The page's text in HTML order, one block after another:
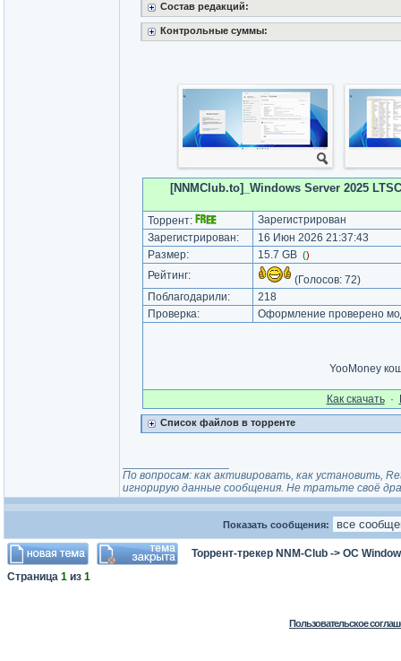
Состав редакций:
Контрольные суммы:
[NNMClub.to]_Windows Server 2025
Торрент:
Зарегистрирован
Зарегистрирован:
16 Июн 2026 21:37:43
Размер:
15.7 GB ()
Рейтинг: (Голосов: 72)
Поблагодарили:
218
Проверка:
Оформление проверено
YooMoney
Как cкачать·
Список файлов в торренте
По вопросам: как активировать, как установить,
игнорирую данные сообщения. Не тратьте своё
Показать сообщения:
Торрент-трекер NNM-Club -> ОС
Страница 1 из 1
Пользовательское